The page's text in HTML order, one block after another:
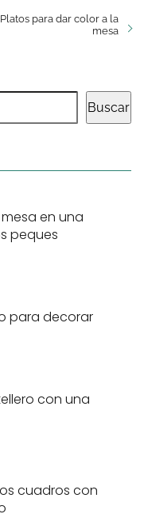
Platos para dar color a la
mesa
Buscar
en una
peques
para decorar
con una
cuadros con